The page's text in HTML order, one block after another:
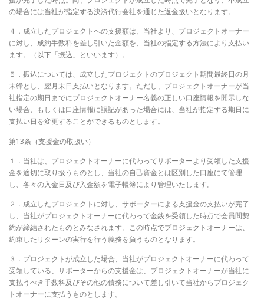
の場合には当社が指定する決済代行会社を通じた返金扱いとなります。
４．成立したプロジェクトへの支援額は、当社より、プロジェクトオーナー
に対し、成約手数料を差し引いた金額を、当社の指定する方法により支払い
ます。（以下「振込」といいます）。
５．振込については、成立したプロジェクトのプロジェクト期間最終日の月
末締とし、翌月末日支払いとなります。ただし、プロジェクトオーナーが当
社指定の期日までにプロジェクトオーナー名義の正しい口座情報を開示しな
い場合、もしくは口座情報に誤記があった場合には、当社が指定する期日に
支払い日を変更することができるものとします。
第13条（支援金の取扱い）
１．当社は、プロジェクトオーナーに代わってサポーターより受領した支援
金を適切に取り扱うものとし、当社の自己資金とは区別した口座にて管理
し、各々の入金日及び入金額を電子帳簿により管理いたします。
２．成立したプロジェクトに対し、サポーターによる支援金の支払いが完了
し、当社がプロジェクトオーナーに代わって金銭を受領した時点で会員間契
約が締結されたものとみなされます。この時点でプロジェクトオーナーは、
約束したリターンの実行を行う義務を負うものとなります。
３．プロジェクトが成立した場合、当社がプロジェクトオーナーに代わって
受領している、サポーターからの支援金は、プロジェクトオーナーが当社に
支払うべき手数料及びその他の債務について差し引いて当社からプロジェク
トオーナーに支払うものとします。